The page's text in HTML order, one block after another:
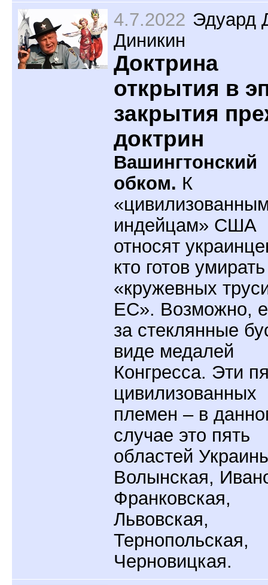
4.7.2022 Эдуард
Диникин
Доктрина
открытия в
закрытия
доктрин
Вашингтонский
обком. К
индейцам» США
относят
кто готов
«кружевных
ЕС». Возможно,
за стеклянные
виде медалей
Конгресса. Эти
цивилизованных
племен – в
случае это пять
областей
Волынская,
Франковская,
Львовская,
Тернопольская,
Черновицкая.